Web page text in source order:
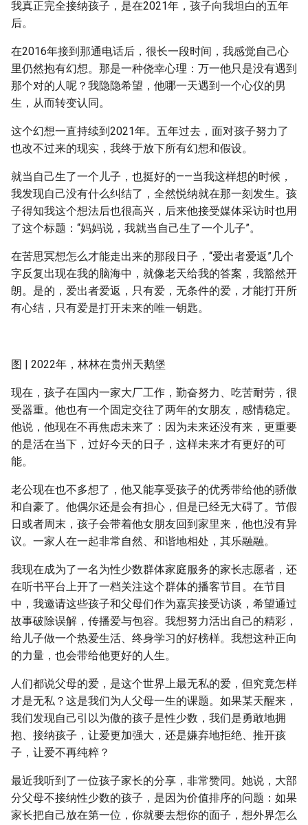
我真正完全接纳孩子，是在2021年，孩子向我坦白的五年
后。
在2016年接到那通电话后，很长一段时间，我感觉自己心
里仍然抱有幻想。那是一种侥幸心理：万一他只是没有遇到
那个对的人呢？我隐隐希望，他哪一天遇到一个心仪的男
生，从而转变认同。
这个幻想一直持续到2021年。五年过去，面对孩子努力了
也改不过来的现实，我终于放下所有幻想和假设。
就当自己生了一个儿子，也挺好的——当我这样想的时候，
我发现自己没有什么纠结了，全然悦纳就在那一刻发生。孩
子得知我这个想法后也很高兴，后来他接受媒体采访时也用
了这个标题：“妈妈说，我就当自己生了一个儿子”。
在苦思冥想怎么才能走出来的那段日子，“爱出者爱返”几个
字反复出现在我的脑海中，就像老天给我的答案，我豁然开
朗。是的，爱出者爱返，只有爱，无条件的爱，才能打开所
有心结，只有爱是打开未来的唯一钥匙。
图 | 2022年，林林在贵州天鹅堡
现在，孩子在国内一家大厂工作，勤奋努力、吃苦耐劳，很
受器重。他也有一个固定交往了两年的女朋友，感情稳定。
他说，他现在不再焦虑未来了：因为未来还没有来，更重要
的是活在当下，过好今天的日子，这样未来才有更好的可
能。
老公现在也不多想了，他又能享受孩子的优秀带给他的骄傲
和自豪了。他偶尔还是会有担心，但是已经无大碍了。节假
日或者周末，孩子会带着他女朋友回到家里来，他也没有异
议。一家人在一起非常自然、和谐地相处，其乐融融。
我现在成为了一名为性少数群体家庭服务的家长志愿者，还
在听书平台上开了一档关注这个群体的播客节目。在节目
中，我邀请这些孩子和父母们作为嘉宾接受访谈，希望通过
故事破除误解，传播爱与包容。我想努力活出自己的精彩，
给儿子做一个热爱生活、终身学习的好榜样。我想这种正向
的力量，也会带给他更好的人生。
人们都说父母的爱，是这个世界上最无私的爱，但究竟怎样
才是无私？这是我们为人父母一生的课题。如果某天醒来，
我们发现自己引以为傲的孩子是性少数，我们是勇敢地拥
抱、接纳孩子，让爱更加强大，还是嫌弃地拒绝、推开孩
子，让爱不再纯粹？
最近我听到了一位孩子家长的分享，非常赞同。她说，大部
分父母不接纳性少数的孩子，是因为价值排序的问题：如果
家长把自己放在第一位，你就要去想你的面子，想外界怎么